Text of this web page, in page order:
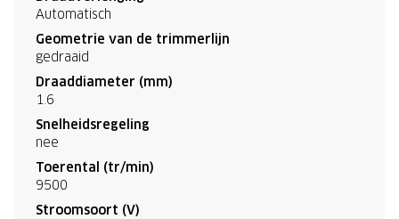
Automatisch
Geometrie van de trimmerlijn
gedraaid
Draaddiameter (mm)
1.6
Snelheidsregeling
nee
Toerental (tr/min)
9500
Stroomsoort (V)